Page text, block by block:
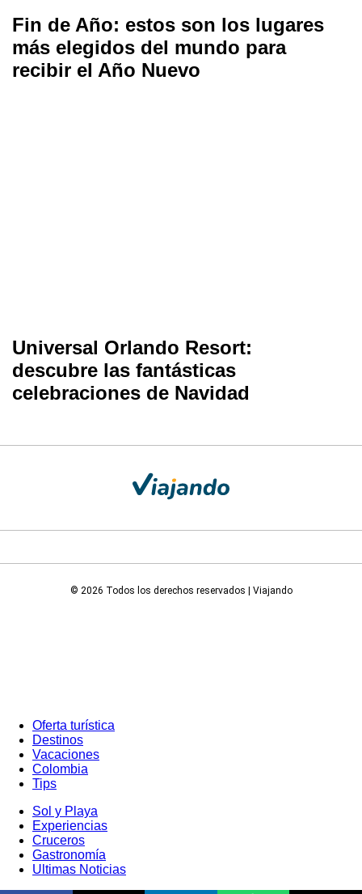
Fin de Año: estos son los lugares
más elegidos del mundo para
recibir el Año Nuevo
Universal Orlando Resort:
descubre las fantásticas
celebraciones de Navidad
© 2026 Todos los derechos reservados | Viajando
Oferta turística
Destinos
Vacaciones
Colombia
Tips
Sol y Playa
Experiencias
Cruceros
Gastronomía
Ultimas Noticias